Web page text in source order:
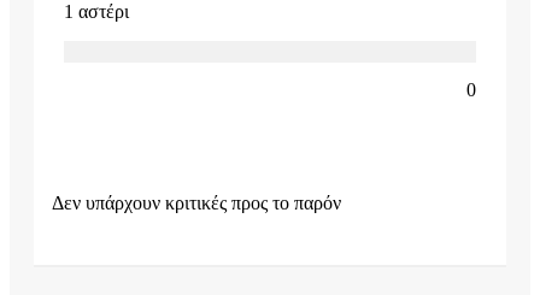
1 αστέρι
0
Δεν υπάρχουν κριτικές προς το παρόν